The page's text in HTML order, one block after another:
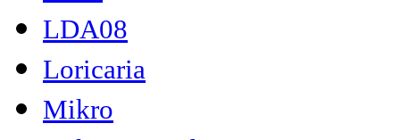
LDA08
Loricaria
Mikro